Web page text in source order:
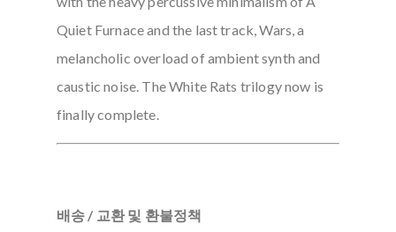
Quiet Furnace and the last track, Wars, a
melancholic overload of ambient synth and
caustic noise. The White Rats trilogy now is
finally complete.
배송 / 교환 및 환불정책